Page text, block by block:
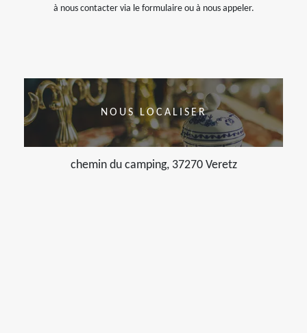
à nous contacter via le formulaire ou à nous appeler.
NOUS LOCALISER
chemin du camping, 37270 Veretz